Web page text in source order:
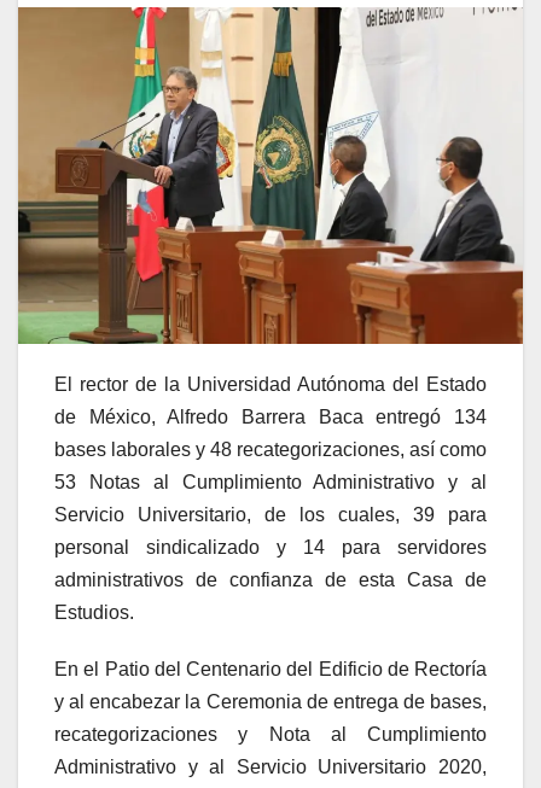
El rector de la Universidad Autónoma del Estado
de México, Alfredo Barrera Baca entregó 134
bases laborales y 48 recategorizaciones, así como
53 Notas al Cumplimiento Administrativo y al
Servicio Universitario, de los cuales, 39 para
personal sindicalizado y 14 para servidores
administrativos de confianza de esta Casa de
Estudios.
En el Patio del Centenario del Edificio de Rectoría
y al encabezar la Ceremonia de entrega de bases,
recategorizaciones y Nota al Cumplimiento
Administrativo y al Servicio Universitario 2020,